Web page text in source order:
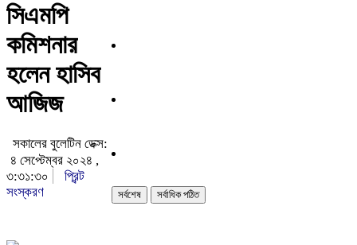
সিএমপি
কমিশনার
হলেন হাসিব
আজিজ
সকালের বুলেটিন ডেক্স:
৪ সেপ্টেম্বর ২০২৪ ,
৩:৩১:৩০
প্রিন্ট
সংস্করণ
সর্বশেষ সর্বাধিক পঠিত